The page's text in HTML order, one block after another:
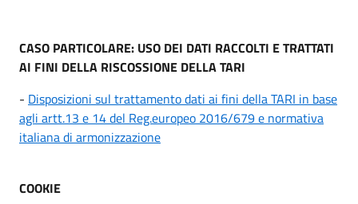
CASO PARTICOLARE: USO DEI DATI RACCOLTI E TRATTATI
AI FINI DELLA RISCOSSIONE DELLA TARI
- Disposizioni sul trattamento dati ai fini della TARI in base
agli artt.13 e 14 del Reg.europeo 2016/679 e normativa
italiana di armonizzazione
COOKIE